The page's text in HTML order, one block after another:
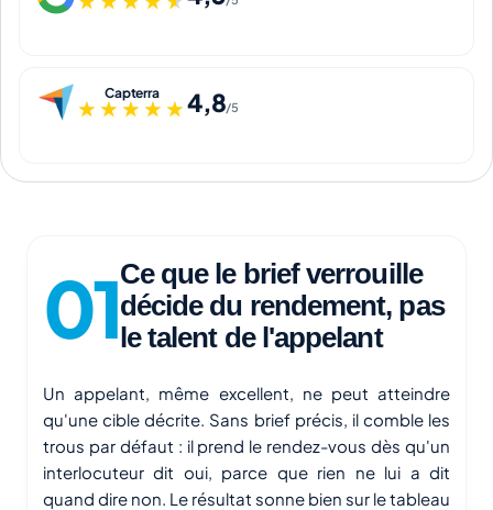
Capterra
★★★★★
★★★★★4,8/5
Ce que le brief verrouille
décide du rendement, pas
le talent de l'appelant
Un appelant, même excellent, ne peut atteindre
qu'une cible décrite. Sans brief précis, il comble les
trous par défaut : il prend le rendez-vous dès qu'un
interlocuteur dit oui, parce que rien ne lui a dit
quand dire non. Le résultat sonne bien sur le tableau